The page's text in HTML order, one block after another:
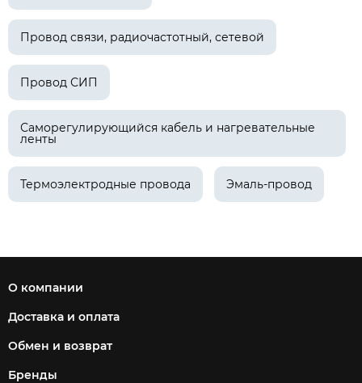
Провод связи, радиочастотный, сетевой
Провод СИП
Саморегулирующийся кабель и нагревательные
ленты
Термоэлектродные провода Эмаль-провод
О компании
Доставка и оплата
Обмен и возврат
Бренды